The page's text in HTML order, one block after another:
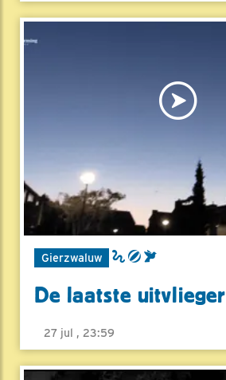
Gierzwaluw
De laatste uitvlieger
27 jul , 23:59